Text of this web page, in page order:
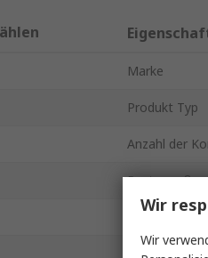
Marke
Produkt Typ
Anzahl der
Rastermaß
Stromstärke
Anzahl der
Wir
Wir